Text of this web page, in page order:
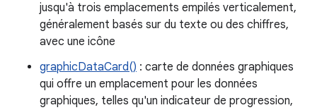
jusqu'à trois emplacements empilés verticalement,
généralement basés sur du texte ou des chiffres,
avec une icône
graphicDataCard() : carte de données graphiques
qui offre un emplacement pour les données
graphiques, telles qu'un indicateur de progression,